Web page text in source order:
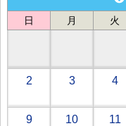
日 月 火
2 3 4
9 10 11